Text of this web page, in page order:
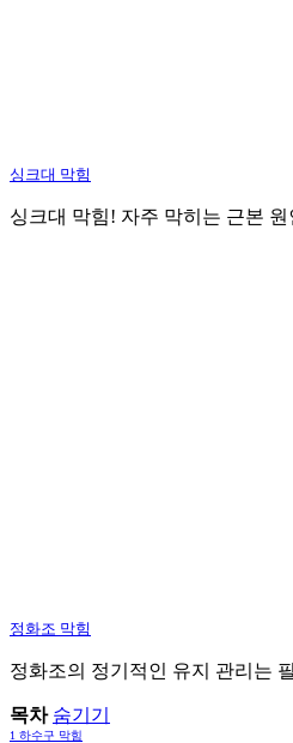
싱크대 막힘
싱크대 막힘! 자주 막히는 근본 원
정화조 막힘
정화조의 정기적인 유지 관리는
목차 숨기기
1 하수구 막힘